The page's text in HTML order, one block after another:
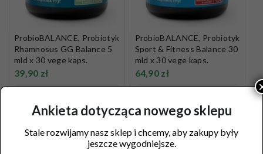
ProbioBALANCE, Probiotyk
Rhamnosus GG Balance 5
mld x 30 vege kaps.
39,90 zł
ProbioBALANCE, Probiotyk
Sport & Fitness Balance 30
mld x 30 vege kaps.
64,90 zł
Ankieta dotycząca nowego sklepu
Stale rozwijamy nasz sklep i chcemy, aby zakupy były
jeszcze wygodniejsze.